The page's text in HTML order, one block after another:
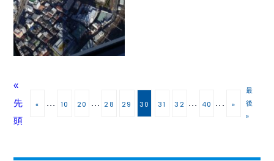
«
先
頭
« ... 10 20 ... 28 29 30 31 32 ... 40 ... »
最
後
»